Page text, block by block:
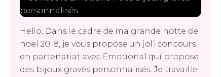
Hello, Dans le cadre de ma grande hotte de
noël 2018, je vous propose un joli concours
en partenariat avec Emotional qui propose
des bijoux gravés personnalisés. Je travaille